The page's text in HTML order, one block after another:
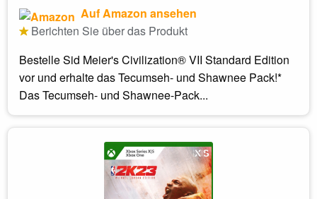
Auf Amazon ansehen
Berichten Sie über das Produkt
Bestelle Sid Meier's Civilization® VII Standard Edition
vor und erhalte das Tecumseh- und Shawnee Pack!*
Das Tecumseh- und Shawnee-Pack...